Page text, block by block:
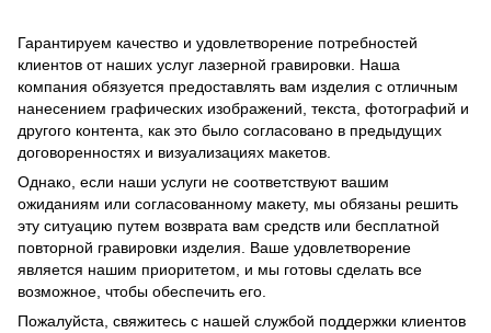
Гарантируем качество и удовлетворение потребностей
клиентов от наших услуг лазерной гравировки. Наша
компания обязуется предоставлять вам изделия с отличным
нанесением графических изображений, текста, фотографий и
другого контента, как это было согласовано в предыдущих
договоренностях и визуализациях макетов.
Однако, если наши услуги не соответствуют вашим
ожиданиям или согласованному макету, мы обязаны решить
эту ситуацию путем возврата вам средств или бесплатной
повторной гравировки изделия. Ваше удовлетворение
является нашим приоритетом, и мы готовы сделать все
возможное, чтобы обеспечить его.
Пожалуйста, свяжитесь с нашей службой поддержки клиентов